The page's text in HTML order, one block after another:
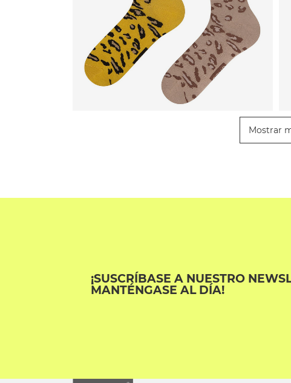
Mostrar
¡SUSCRÍBASE A NUESTRO
MANTÉNGASE AL DÍA!